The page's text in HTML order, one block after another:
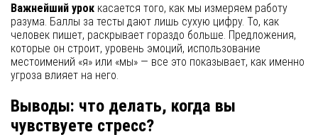
Важнейший урок касается того, как мы измеряем работу
разума. Баллы за тесты дают лишь сухую цифру. То, как
человек пишет, раскрывает гораздо больше. Предложения,
которые он строит, уровень эмоций, использование
местоимений «я» или «мы» — все это показывает, как именно
угроза влияет на него.
Выводы: что делать, когда вы
чувствуете стресс?